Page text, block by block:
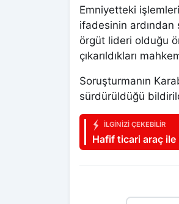
Emniyetteki
ifadesinin ardından
örgüt lideri olduğu
çıkarıldıkları
Soruşturmanın
sürdürüldüğü
İLGINIZI ÇEKEBILIR
Hafif ticari araç ile